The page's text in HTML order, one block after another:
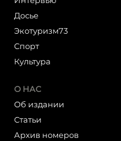
Досье
Экотуризм73
Cпорт
Культура
О НАС
Об издании
Статьи
Архив номеров